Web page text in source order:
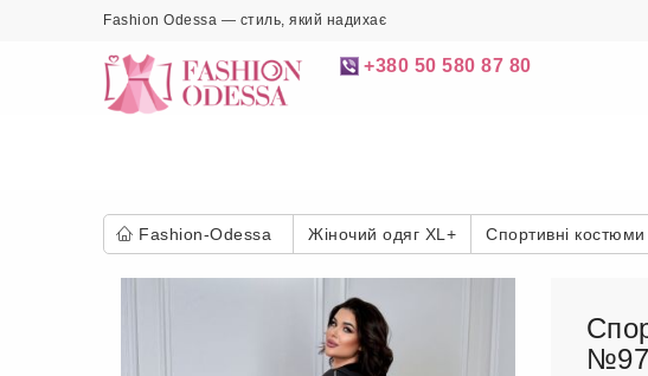
Fashion Odessa — стиль, який надихає
+380 50 580 87 80
Fashion-Odessa Жіночий одяг XL+ Спортивні